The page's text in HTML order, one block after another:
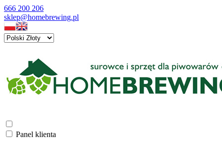
666 200 206
sklep@homebrewing.pl
Panel klienta